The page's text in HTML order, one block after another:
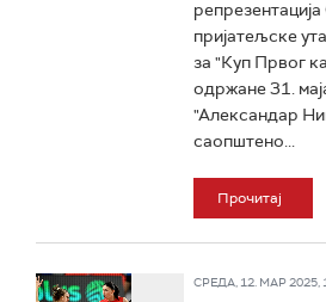
пријатељске
за "Куп Првог
одржане 31.
"Александар
саопштено...
Прочитај
СРЕДА, 12. МАР 2025,